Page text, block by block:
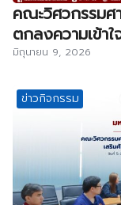
คณะวิศวกรรม
ตกลงความเข้า
มิถุนายน 9, 2026
ข่าวกิจกรรม